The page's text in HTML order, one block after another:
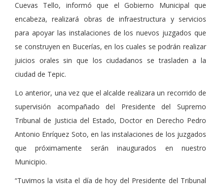
Cuevas Tello, informó que el Gobierno Municipal que
encabeza, realizará obras de infraestructura y servicios
para apoyar las instalaciones de los nuevos juzgados que
se construyen en Bucerías, en los cuales se podrán realizar
juicios orales sin que los ciudadanos se trasladen a la
ciudad de Tepic.
Lo anterior, una vez que el alcalde realizara un recorrido de
supervisión acompañado del Presidente del Supremo
Tribunal de Justicia del Estado, Doctor en Derecho Pedro
Antonio Enríquez Soto, en las instalaciones de los juzgados
que próximamente serán inaugurados en nuestro
Municipio.
“Tuvimos la visita el día de hoy del Presidente del Tribunal